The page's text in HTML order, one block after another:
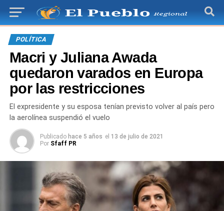
POLÍTICA
Macri y Juliana Awada
quedaron varados en Europa
por las restricciones
El expresidente y su esposa tenían previsto volver al país pero
la aerolínea suspendió el vuelo
Publicado hace 5 años el 13 de julio de 2021
Por Sfaff PR